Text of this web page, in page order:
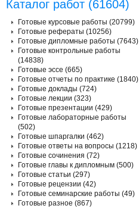
Каталог работ (61604)
Готовые курсовые работы (20799)
Готовые рефераты (10256)
Готовые дипломные работы (7643)
Готовые контрольные работы
(14838)
Готовые эссе (665)
Готовые отчеты по практике (1840)
Готовые доклады (724)
Готовые лекции (323)
Готовые презентации (429)
Готовые лабораторные работы
(502)
Готовые шпаргалки (462)
Готовые ответы на вопросы (1218)
Готовые сочинения (72)
Готовые главы к дипломным (500)
Готовые статьи (297)
Готовые рецензии (42)
Готовые семинарские работы (49)
Готовые разное (867)